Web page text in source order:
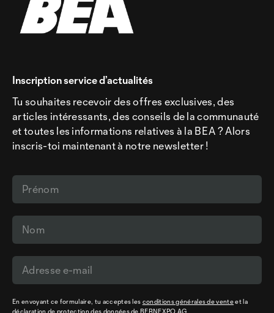
Inscription service d’actualités
Tu souhaites recevoir des offres exclusives, des
articles intéressants, des conseils de la communauté
et toutes les informations relatives à la BEA ? Alors
inscris-toi maintenant à notre newsletter !
En envoyant ce formulaire, tu acceptes les conditions générales de venteet la
déclaration de protection des donnéesde BERNEXPO AG